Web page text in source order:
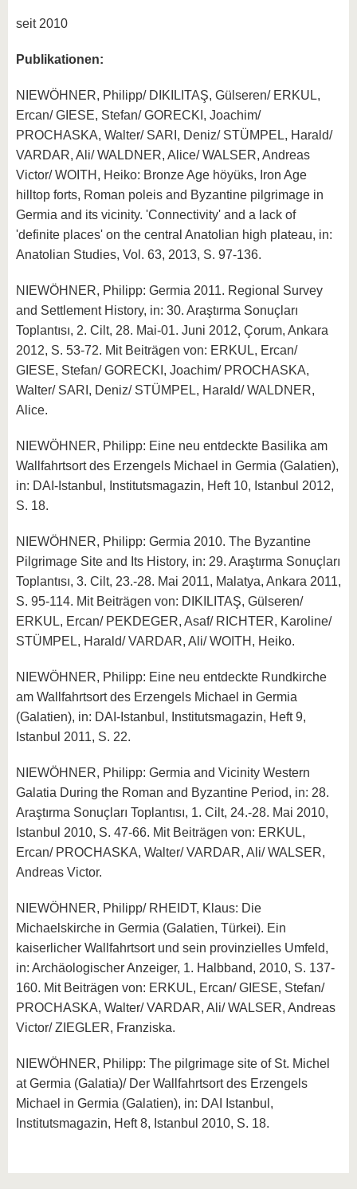
seit 2010
Publikationen:
NIEWÖHNER, Philipp/ DIKILITAŞ, Gülseren/ ERKUL,
Ercan/ GIESE, Stefan/ GORECKI, Joachim/
PROCHASKA, Walter/ SARI, Deniz/ STÜMPEL, Harald/
VARDAR, Ali/ WALDNER, Alice/ WALSER, Andreas
Victor/ WOITH, Heiko: Bronze Age höyüks, Iron Age
hilltop forts, Roman poleis and Byzantine pilgrimage in
Germia and its vicinity. 'Connectivity' and a lack of
'definite places' on the central Anatolian high plateau, in:
Anatolian Studies, Vol. 63, 2013, S. 97-136.
NIEWÖHNER, Philipp: Germia 2011. Regional Survey
and Settlement History, in: 30. Araştırma Sonuçları
Toplantısı, 2. Cilt, 28. Mai-01. Juni 2012, Çorum, Ankara
2012, S. 53-72. Mit Beiträgen von: ERKUL, Ercan/
GIESE, Stefan/ GORECKI, Joachim/ PROCHASKA,
Walter/ SARI, Deniz/ STÜMPEL, Harald/ WALDNER,
Alice.
NIEWÖHNER, Philipp: Eine neu entdeckte Basilika am
Wallfahrtsort des Erzengels Michael in Germia (Galatien),
in: DAI-Istanbul, Institutsmagazin, Heft 10, Istanbul 2012,
S. 18.
NIEWÖHNER, Philipp: Germia 2010. The Byzantine
Pilgrimage Site and Its History, in: 29. Araştırma Sonuçları
Toplantısı, 3. Cilt, 23.-28. Mai 2011, Malatya, Ankara 2011,
S. 95-114. Mit Beiträgen von: DIKILITAŞ, Gülseren/
ERKUL, Ercan/ PEKDEGER, Asaf/ RICHTER, Karoline/
STÜMPEL, Harald/ VARDAR, Ali/ WOITH, Heiko.
NIEWÖHNER, Philipp: Eine neu entdeckte Rundkirche
am Wallfahrtsort des Erzengels Michael in Germia
(Galatien), in: DAI-Istanbul, Institutsmagazin, Heft 9,
Istanbul 2011, S. 22.
NIEWÖHNER, Philipp: Germia and Vicinity Western
Galatia During the Roman and Byzantine Period, in: 28.
Araştırma Sonuçları Toplantısı, 1. Cilt, 24.-28. Mai 2010,
Istanbul 2010, S. 47-66. Mit Beiträgen von: ERKUL,
Ercan/ PROCHASKA, Walter/ VARDAR, Ali/ WALSER,
Andreas Victor.
NIEWÖHNER, Philipp/ RHEIDT, Klaus: Die
Michaelskirche in Germia (Galatien, Türkei). Ein
kaiserlicher Wallfahrtsort und sein provinzielles Umfeld,
in: Archäologischer Anzeiger, 1. Halbband, 2010, S. 137-
160. Mit Beiträgen von: ERKUL, Ercan/ GIESE, Stefan/
PROCHASKA, Walter/ VARDAR, Ali/ WALSER, Andreas
Victor/ ZIEGLER, Franziska.
NIEWÖHNER, Philipp: The pilgrimage site of St. Michel
at Germia (Galatia)/ Der Wallfahrtsort des Erzengels
Michael in Germia (Galatien), in: DAI Istanbul,
Institutsmagazin, Heft 8, Istanbul 2010, S. 18.